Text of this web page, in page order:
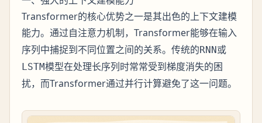
Transformer的核心优势之一是其出色的上下文建模
能力。通过自注意力机制 ，Transformer能够在输入
序列中捕捉到不同位置之间的关系。传统的RNN 或
LSTM模型在处理长序列时常常受到梯度消失的困
扰，而Transformer通过并行计算避免了这一问题。